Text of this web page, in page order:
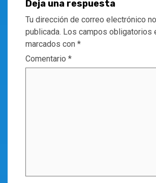
Deja una respuesta
Tu dirección de correo electrónico
publicada. Los campos obligatorios
marcados con *
Comentario *